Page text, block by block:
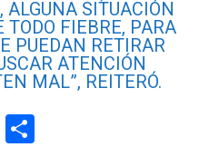
ALGUNA SITUACIÓN
TODO FIEBRE, PARA
PUEDAN RETIRAR
ATENCIÓN
MAL”, REITERÓ.
E